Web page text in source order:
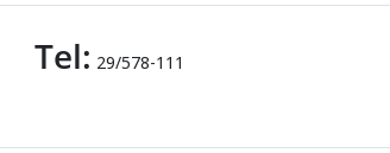
Tel: 29/578-111